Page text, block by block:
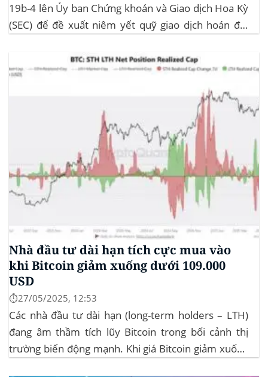
19b-4 lên Ủy ban Chứng khoán và Giao dịch Hoa Kỳ
(SEC) để đề xuất niêm yết quỹ giao dịch hoán đổi
trình xem xét chính thức của SEC đối với...
Nhà đầu tư dài hạn tích cực mua vào
khi Bitcoin giảm xuống dưới 109.000
USD
⏱️27/05/2025, 12:53
Các nhà đầu tư dài hạn (long-term holders – LTH)
đang âm thầm tích lũy Bitcoin trong bối cảnh thị
trường biến động mạnh. Khi giá Bitcoin giảm xuống